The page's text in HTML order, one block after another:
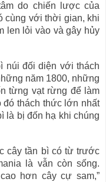
do chiến lược của
cùng với thời gian, khi
len lỏi vào và gây hủy
núi đối diện với thách
năm 1800, những
từng vạt rừng để làm
thách thức lớn nhất
là bị đốn hạ khi chúng
cây tần bì có từ trước
là vẫn còn sống.
hơn cây cự sam,”